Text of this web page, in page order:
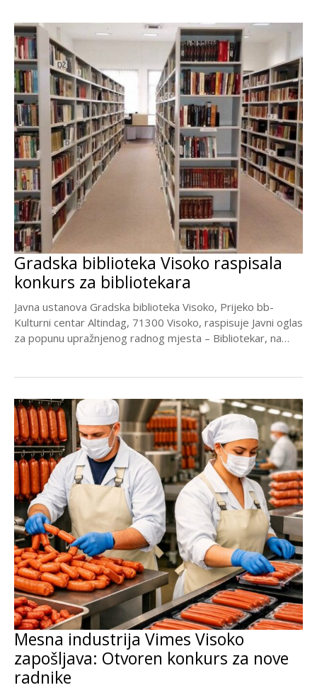
Gradska biblioteka Visoko raspisala
konkurs za bibliotekara
Javna ustanova Gradska biblioteka Visoko, Prijeko bb-
Kulturni centar Altindag, 71300 Visoko, raspisuje Javni oglas
za popunu upražnjenog radnog mjesta – Bibliotekar, na
Mesna industrija Vimes Visoko
zapošljava: Otvoren konkurs za nove
radnike